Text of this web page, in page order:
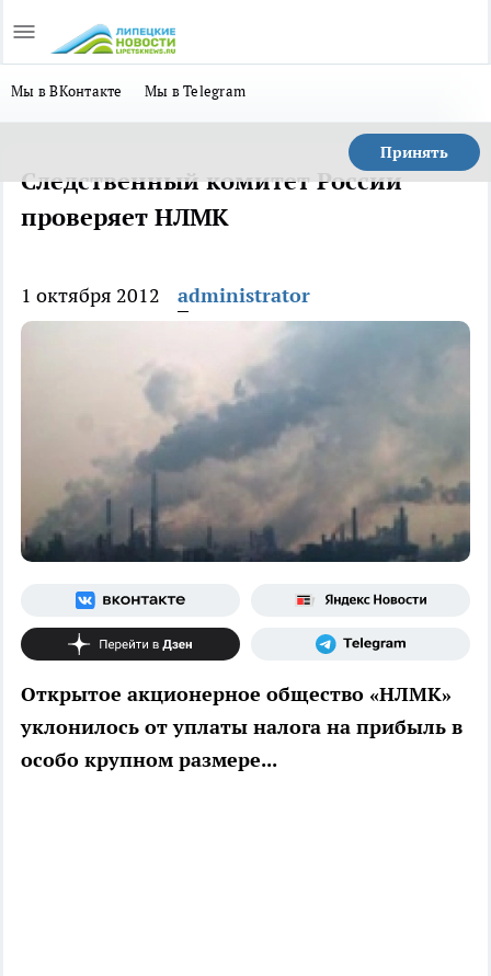
Мы в ВКонтакте Мы в Telegram
Принять
Следственный комитет России
проверяет НЛМК
1 октября 2012 administrator
Открытое акционерное общество «НЛМК»
уклонилось от уплаты налога на прибыль в
особо крупном размере...